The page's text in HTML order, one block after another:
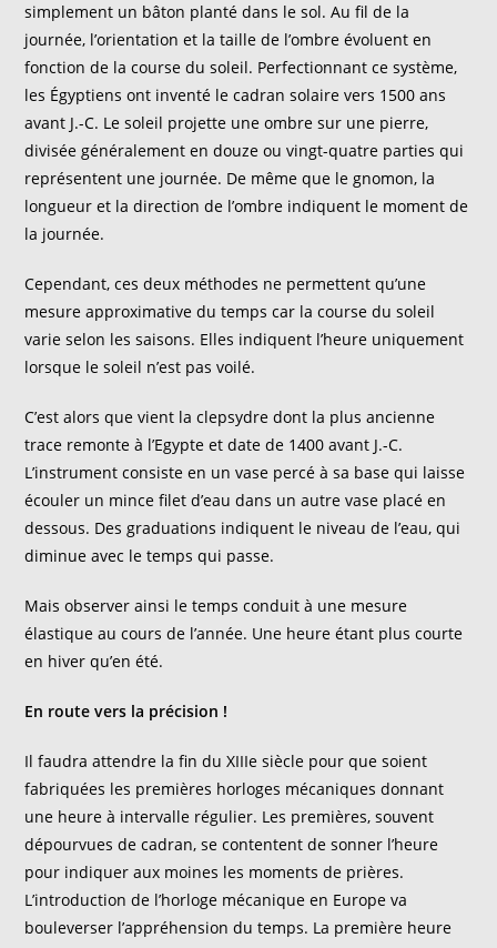
simplement un bâton planté dans le sol. Au fil de la
journée, l’orientation et la taille de l’ombre évoluent en
fonction de la course du soleil. Perfectionnant ce système,
les Égyptiens ont inventé le cadran solaire vers 1500 ans
avant J.-C. Le soleil projette une ombre sur une pierre,
divisée généralement en douze ou vingt-quatre parties qui
représentent une journée. De même que le gnomon, la
longueur et la direction de l’ombre indiquent le moment de
la journée.
Cependant, ces deux méthodes ne permettent qu’une
mesure approximative du temps car la course du soleil
varie selon les saisons. Elles indiquent l’heure uniquement
lorsque le soleil n’est pas voilé.
C’est alors que vient la clepsydre dont la plus ancienne
trace remonte à l’Egypte et date de 1400 avant J.-C.
L’instrument consiste en un vase percé à sa base qui laisse
écouler un mince filet d’eau dans un autre vase placé en
dessous. Des graduations indiquent le niveau de l’eau, qui
diminue avec le temps qui passe.
Mais observer ainsi le temps conduit à une mesure
élastique au cours de l’année. Une heure étant plus courte
en hiver qu’en été.
En route vers la précision !
Il faudra attendre la fin du XIIIe siècle pour que soient
fabriquées les premières horloges mécaniques donnant
une heure à intervalle régulier. Les premières, souvent
dépourvues de cadran, se contentent de sonner l’heure
pour indiquer aux moines les moments de prières.
L’introduction de l’horloge mécanique en Europe va
bouleverser l’appréhension du temps. La première heure